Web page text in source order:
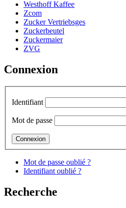
Westhoff Kaffee
Zcom
Zucker Vertriebsges
Zuckerbeutel
Zuckermaier
ZVG
Connexion
Identifiant
Mot de passe
Mot de passe oublié ?
Identifiant oublié ?
Recherche